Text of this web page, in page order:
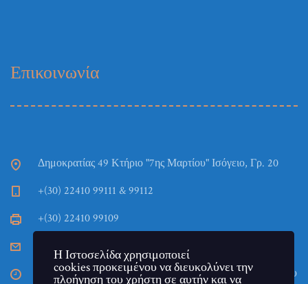
Επικοινωνία
Δημοκρατίας 49 Κτήριο "7ης Μαρτίου" Ισόγειο, Γρ. 20
+(30) 22410 99111 & 99112
+(30) 22410 99109
Η Γραμματεία του Τμήματος εδρεύει στην πόλη της Ρόδου
Η Ιστοσελίδα χρησιμοποιεί
cookies προκειμένου να διευκολύνει την
πλοήγηση του χρήστη σε αυτήν και να